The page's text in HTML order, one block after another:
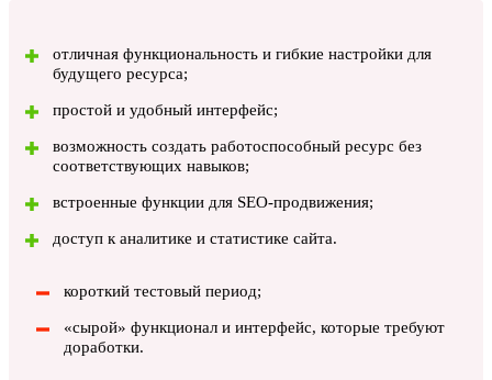
отличная функциональность и гибкие настройки для
будущего ресурса;
простой и удобный интерфейс;
возможность создать работоспособный ресурс без
соответствующих навыков;
встроенные функции для SEO-продвижения;
доступ к аналитике и статистике сайта.
короткий тестовый период;
«сырой» функционал и интерфейс, которые требуют
доработки.